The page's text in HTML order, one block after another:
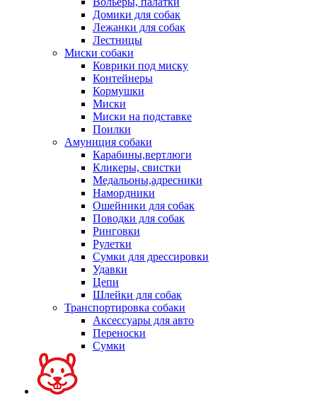
Домики для собак
Лежанки для собак
Лестницы
Миски собаки
Коврики под миску
Контейнеры
Кормушки
Миски
Миски на подставке
Поилки
Амуниция собаки
Карабины,вертлюги
Кликеры, свистки
Медальоны,адресники
Намордники
Ошейники для собак
Поводки для собак
Ринговки
Рулетки
Сумки для дрессировки
Удавки
Цепи
Шлейки для собак
Транспортировка собаки
Аксессуары для авто
Переноски
Сумки